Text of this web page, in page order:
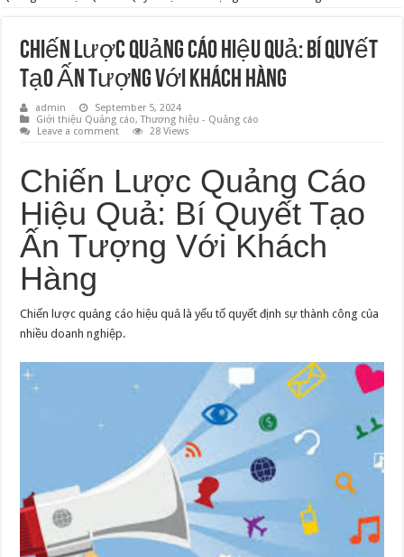
Chiến Lược Quảng Cáo Hiệu Quả: Bí Quyết
Tạo Ấn Tượng Với Khách Hàng
admin
September 5, 2024
Giới thiệu Quảng cáo,Thương hiệu - Quảng cáo
Leave a comment
28 Views
Chiến Lược Quảng Cáo
Hiệu Quả: Bí Quyết Tạo
Ấn Tượng Với Khách
Hàng
Chiến lược quảng cáo hiệu quả là yếu tố quyết định sự thành công của
nhiều doanh nghiệp.